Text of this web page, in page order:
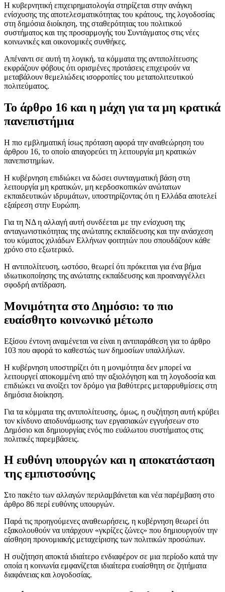
Η κυβερνητική επιχειρηματολογία στηρίζεται στην ανάγκη
ενίσχυσης της αποτελεσματικότητας του κράτους, της λογοδοσίας
στη δημόσια διοίκηση, της σταθερότητας του πολιτικού
συστήματος και της προσαρμογής του Συντάγματος στις νέες
κοινωνικές και οικονομικές συνθήκες.
Απέναντι σε αυτή τη λογική, τα κόμματα της αντιπολίτευσης
εκφράζουν φόβους ότι ορισμένες προτάσεις επιχειρούν να
μεταβάλουν θεμελιώδεις ισορροπίες του μεταπολιτευτικού
πολιτεύματος.
Το άρθρο 16 και η μάχη για τα μη κρατικά
πανεπιστήμια
Η πιο εμβληματική ίσως πρόταση αφορά την αναθεώρηση του
άρθρου 16, το οποίο απαγορεύει τη λειτουργία μη κρατικών
πανεπιστημίων.
Η κυβέρνηση επιδιώκει να δώσει συνταγματική βάση στη
λειτουργία μη κρατικών, μη κερδοσκοπικών ανώτατων
εκπαιδευτικών ιδρυμάτων, υποστηρίζοντας ότι η Ελλάδα αποτελεί
εξαίρεση στην Ευρώπη.
Για τη ΝΔ η αλλαγή αυτή συνδέεται με την ενίσχυση της
ανταγωνιστικότητας της ανώτατης εκπαίδευσης και την ανάσχεση
του κύματος χιλιάδων Ελλήνων φοιτητών που σπουδάζουν κάθε
χρόνο στο εξωτερικό.
Η αντιπολίτευση, ωστόσο, θεωρεί ότι πρόκειται για ένα βήμα
ιδιωτικοποίησης της ανώτατης εκπαίδευσης και προαναγγέλλει
σφοδρή αντίδραση.
Μονιμότητα στο Δημόσιο: το πιο
ευαίσθητο κοινωνικό μέτωπο
Εξίσου έντονη αναμένεται να είναι η αντιπαράθεση για το άρθρο
103 που αφορά το καθεστώς των δημοσίων υπαλλήλων.
Η κυβέρνηση υποστηρίζει ότι η μονιμότητα δεν μπορεί να
λειτουργεί αποκομμένη από την αξιολόγηση και τη λογοδοσία και
επιδιώκει να ανοίξει τον δρόμο για βαθύτερες μεταρρυθμίσεις στη
δημόσια διοίκηση.
Για τα κόμματα της αντιπολίτευσης, όμως, η συζήτηση αυτή κρύβει
τον κίνδυνο αποδυνάμωσης των εργασιακών εγγυήσεων στο
Δημόσιο και δημιουργίας ενός πιο ευάλωτου συστήματος στις
πολιτικές παρεμβάσεις.
Η ευθύνη υπουργών και η αποκατάσταση
της εμπιστοσύνης
Στο πακέτο των αλλαγών περιλαμβάνεται και νέα παρέμβαση στο
άρθρο 86 περί ευθύνης υπουργών.
Παρά τις προηγούμενες αναθεωρήσεις, η κυβέρνηση θεωρεί ότι
εξακολουθούν να υπάρχουν «γκρίζες ζώνες» που δημιουργούν την
αίσθηση προνομιακής μεταχείρισης των πολιτικών προσώπων.
Η συζήτηση αποκτά ιδιαίτερο ενδιαφέρον σε μια περίοδο κατά την
οποία η κοινωνία εμφανίζεται ιδιαίτερα ευαίσθητη σε ζητήματα
διαφάνειας και λογοδοσίας.